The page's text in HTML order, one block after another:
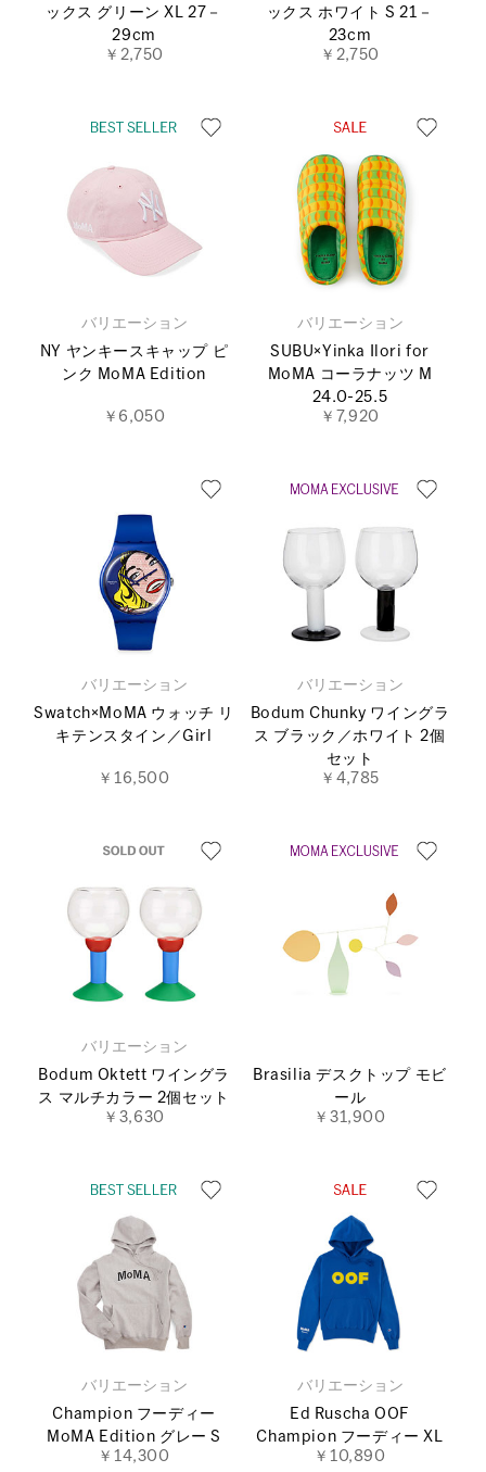
ックス グリーン XL 27－
29cm
￥2,750
ックス ホワイト S 21－
23cm
￥2,750
バリエーション
NY ヤンキースキャップ ピ
ンク MoMA Edition
￥6,050
バリエーション
SUBU×Yinka Ilori for
MoMA コーラナッツ M
24.0-25.5
￥7,920
バリエーション
Swatch×MoMA ウォッチ リ
キテンスタイン／Girl
￥16,500
バリエーション
Bodum Chunky ワイングラ
ス ブラック／ホワイト 2個
セット
￥4,785
バリエーション
Bodum Oktett ワイングラ
ス マルチカラー 2個セット
￥3,630
Brasilia デスクトップ モビ
ール
￥31,900
バリエーション
Champion フーディー
MoMA Edition グレー S
￥14,300
バリエーション
Ed Ruscha OOF
Champion フーディー XL
￥10,890